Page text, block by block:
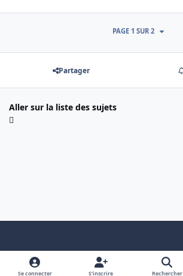
PAGE 1 SUR 2
Partager
Aller sur la liste des sujets
Light ModeDark ModeSystem Preference
Se connecter S’inscrire Rechercher